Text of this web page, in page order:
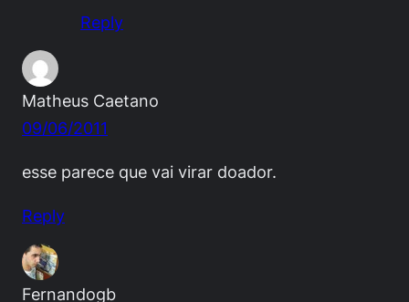
Reply
Matheus Caetano
09/06/2011
esse parece que vai virar doador.
Reply
Fernandogb